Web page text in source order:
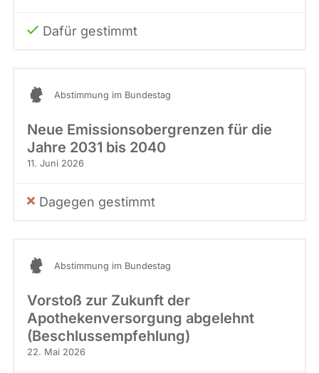
Dafür gestimmt
Abstimmung im Bundestag
Neue Emissionsobergrenzen für die
Jahre 2031 bis 2040
11. Juni 2026
Dagegen gestimmt
Abstimmung im Bundestag
Vorstoß zur Zukunft der
Apothekenversorgung abgelehnt
(Beschlussempfehlung)
22. Mai 2026